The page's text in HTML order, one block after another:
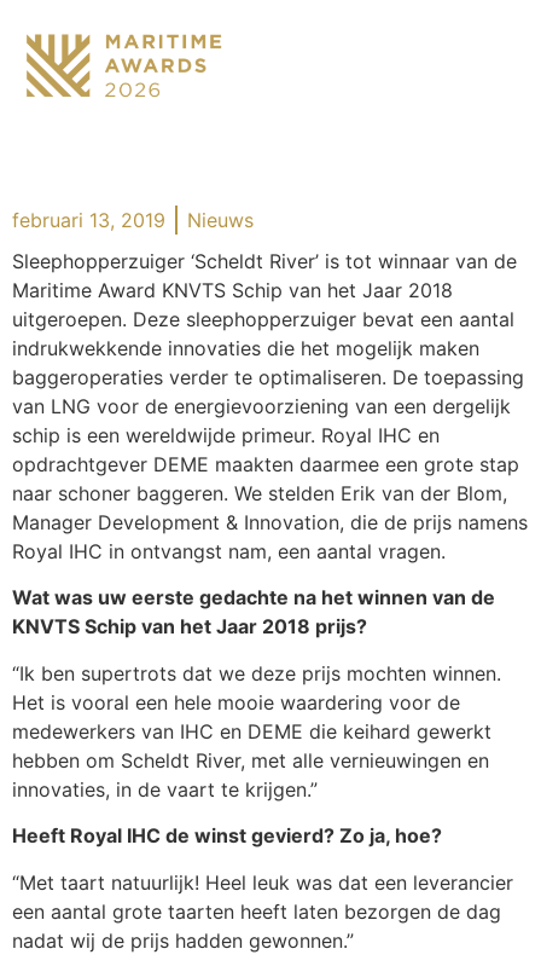
februari 13, 2019
Nieuws
Sleephopperzuiger ‘Scheldt River’ is tot winnaar van de
Maritime Award KNVTS Schip van het Jaar 2018
uitgeroepen. Deze sleephopperzuiger bevat een aantal
indrukwekkende innovaties die het mogelijk maken
baggeroperaties verder te optimaliseren. De toepassing
van LNG voor de energievoorziening van een dergelijk
schip is een wereldwijde primeur. Royal IHC en
opdrachtgever DEME maakten daarmee een grote stap
naar schoner baggeren. We stelden Erik van der Blom,
Manager Development & Innovation, die de prijs namens
Royal IHC in ontvangst nam, een aantal vragen.
Wat was uw eerste gedachte na het winnen van de
KNVTS Schip van het Jaar 2018 prijs?
“Ik ben supertrots dat we deze prijs mochten winnen.
Het is vooral een hele mooie waardering voor de
medewerkers van IHC en DEME die keihard gewerkt
hebben om Scheldt River, met alle vernieuwingen en
innovaties, in de vaart te krijgen.”
Heeft Royal IHC de winst gevierd? Zo ja, hoe?
“Met taart natuurlijk! Heel leuk was dat een leverancier
een aantal grote taarten heeft laten bezorgen de dag
nadat wij de prijs hadden gewonnen.”